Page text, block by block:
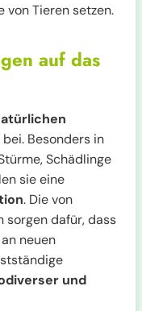
von Tieren setzen.
auf das
Besonders in
Schädlinge
sie eine
. Die von
sorgen dafür, dass
neuen
und